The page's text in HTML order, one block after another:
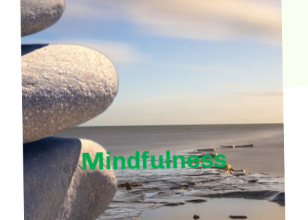
Mindfulness